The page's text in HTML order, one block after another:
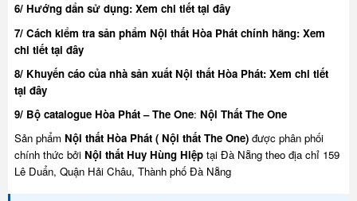
6/ Hướng dẩn sử dụng: Xem chi tiết tại đây
7/ Cách kiểm tra sản phẩm Nội thất Hòa Phát chính hãng: Xem
chi tiết tại đây
8/ Khuyến cáo của nhà sản xuất Nội thất Hòa Phát: Xem chi tiết
tại đây
9/ Bộ catalogue Hòa Phát – The One: Nội Thất The One
Sản phẩm Nội thất Hòa Phát ( Nội thất The One)được phân phối
chính thức bởi Nội thất Huy Hùng Hiệptại Đà Nẵng theo địa chỉ 159
Lê Duẩn, Quận Hải Châu, Thành phố Đà Nẵng